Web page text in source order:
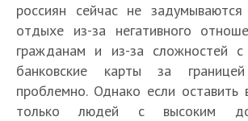
россиян сейчас не
отдыхе из-за негативного
гражданам и из-за сложностей
банковские карты за границей
проблемно. Однако если оставить
только людей с высоким